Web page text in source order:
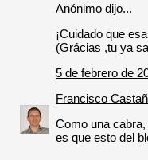
Anónimo dijo...
¡Cuidado que
(Grácias ,tu ya
5 de febrero de
Francisco
Como una
es que esto del